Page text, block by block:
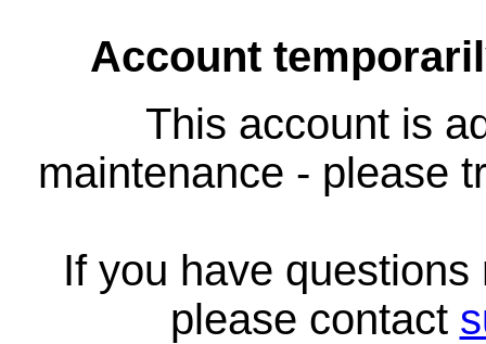
Account
This account is
maintenance - please
If you have
please contact